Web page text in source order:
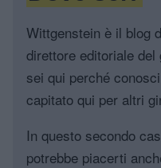
Wittgenstein è il blog
direttore editoriale
sei qui perché
capitato qui per altri
In questo secondo
potrebbe piacerti